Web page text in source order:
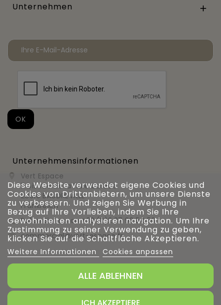
Unternehmen 
Unternehmensinformationen

Vert Espace
11 bis rue de la haie bardée
28310 BAUDREVILLE
Frankreich
 Rufen Sie uns an +33 (0)2 37 99 54 56
 commercial@vert-espace.fr
Diese Website verwendet eigene Cookies und
Cookies von Drittanbietern, um unsere Dienste
zu verbessern. Und zeigen Sie Werbung in
Bezug auf Ihre Vorlieben, indem Sie Ihre
Gewohnheiten analysieren navigation. Um Ihre
Zustimmung zu seiner Verwendung zu geben,
klicken Sie auf die Schaltfläche Akzeptieren.
Weitere Informationen Cookies anpassen
ALLE ABLEHNEN